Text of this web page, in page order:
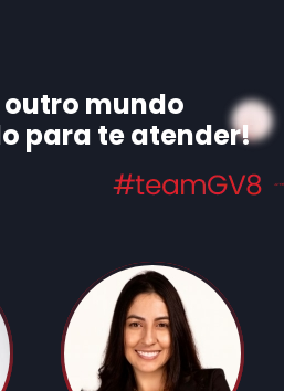
outro mundo
para te atender!